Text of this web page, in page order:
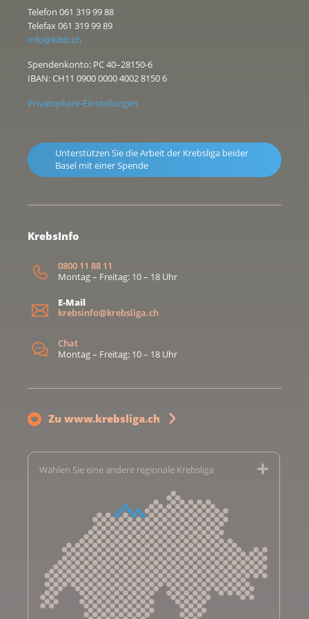
Telefon 061 319 99 88
Telefax 061 319 99 89
info@klbb.ch
Spendenkonto: PC 40–28150-6
IBAN: CH11 0900 0000 4002 8150 6
Privatsphäre-Einstellungen
Unterstützen Sie die Arbeit der Krebsliga beider
Basel mit einer Spende
KrebsInfo
0800 11 88 11
Montag – Freitag: 10 – 18 Uhr
E-Mail
krebsinfo@krebsliga.ch
Chat
Montag – Freitag: 10 – 18 Uhr
Zu www.krebsliga.ch
Wählen Sie eine andere regionale Krebsliga